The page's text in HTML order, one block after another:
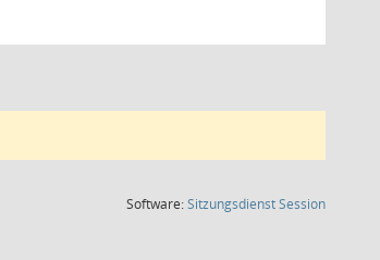
Software:SitzungsdienstSession(Wird in